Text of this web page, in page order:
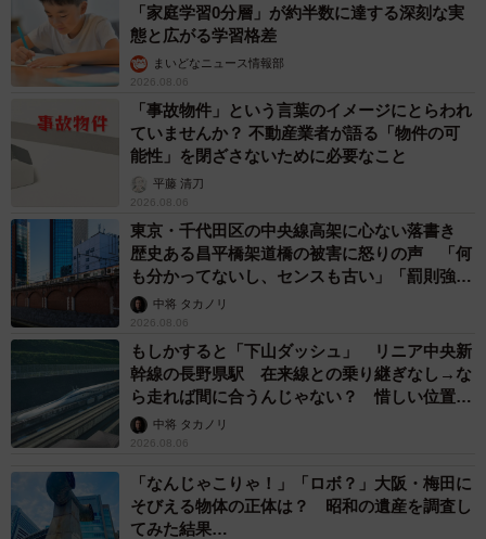
「家庭学習0分層」が約半数に達する深刻な実
態と広がる学習格差
まいどなニュース情報部
2026.08.06
「事故物件」という言葉のイメージにとらわれ
ていませんか？ 不動産業者が語る「物件の可
能性」を閉ざさないために必要なこと
平藤 清刀
2026.08.06
東京・千代田区の中央線高架に心ない落書き
歴史ある昌平橋架道橋の被害に怒りの声 「何
も分かってないし、センスも古い」「罰則強化
して」中将 タカノリ
2026.08.06
もしかすると「下山ダッシュ」 リニア中央新
幹線の長野県駅 在来線との乗り継ぎなし→な
ら走れば間に合うんじゃない？ 惜しい位置関
係が反響
中将 タカノリ
2026.08.06
「なんじゃこりゃ！」「ロボ？」大阪・梅田に
そびえる物体の正体は？ 昭和の遺産を調査し
てみた結果…